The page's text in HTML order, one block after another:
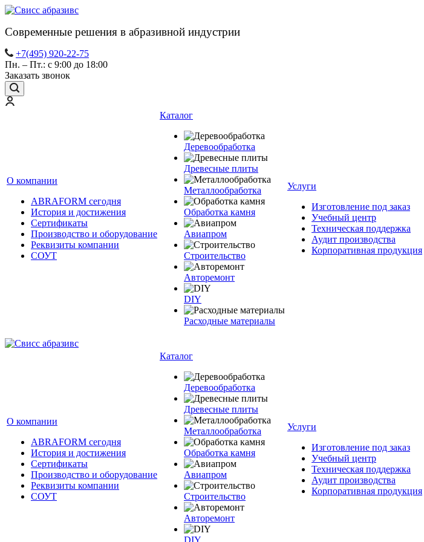
Современные решения в абразивной индустрии
+7(495) 920-22-75
Пн. – Пт.: с 9:00 до 18:00
Заказать звонок
О компании
ABRAFORM сегодня
История и достижения
Сертификаты
Производство и оборудование
Реквизиты компании
СОУТ
Каталог
Деревообработка
Древесные плиты
Металлообработка
Обработка камня
Авиапром
Строительство
Авторемонт
DIY
Расходные материалы
Услуги
Изготовление под заказ
Учебный центр
Техническая поддержка
Аудит производства
Корпоративная продукция
О компании
ABRAFORM сегодня
История и достижения
Сертификаты
Производство и оборудование
Реквизиты компании
СОУТ
Каталог
Деревообработка
Древесные плиты
Металлообработка
Обработка камня
Авиапром
Строительство
Авторемонт
DIY
Услуги
Изготовление под заказ
Учебный центр
Техническая поддержка
Аудит производства
Корпоративная продукция